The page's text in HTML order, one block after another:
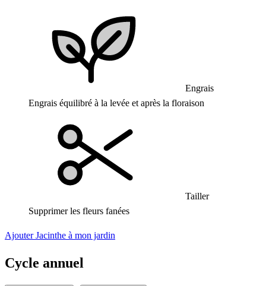
Engrais
Engrais équilibré à la levée et après la floraison
Tailler
Supprimer les fleurs fanées
Ajouter Jacinthe à mon jardin
Cycle annuel